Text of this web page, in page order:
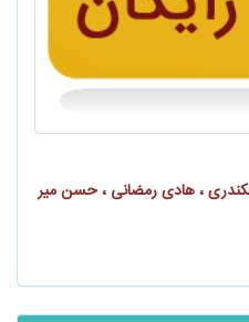
، هادی رمضانی ، حسن میر